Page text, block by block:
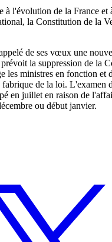
à l'évolution de la France et
la Constitution de la
de ses vœux une
la suppression de la
les ministres en fonction et
fabrique de la loi. L'examen
en juillet en raison de
ou début janvier.